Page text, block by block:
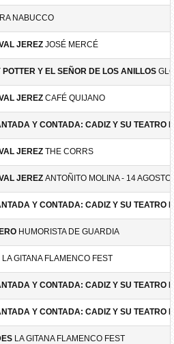
NABUCCO
JEREZ JOSÉ MERCÉ
Y EL SEÑOR DE LOS ANILLOS
JEREZ CAFÉ QUIJANO
Y CONTADA: CADIZ Y SU TEATRO
JEREZ THE CORRS
JEREZ ANTOÑITO MOLINA - 14 AGOSTO
Y CONTADA: CADIZ Y SU TEATRO
HUMORISTA DE GUARDIA
LA GITANA FLAMENCO FEST
Y CONTADA: CADIZ Y SU TEATRO
Y CONTADA: CADIZ Y SU TEATRO
LA GITANA FLAMENCO FEST